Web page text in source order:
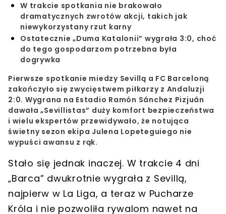
W trakcie spotkania nie brakowało
dramatycznych zwrotów akcji, takich jak
niewykorzystany rzut karny
Ostatecznie „Duma Katalonii” wygrała 3:0, choć
do tego gospodarzom potrzebna była
dogrywka
Pierwsze spotkanie miedzy Sevillą a FC Barceloną
zakończyło się zwycięstwem piłkarzy z Andaluzji
2:0. Wygrana na Estadio Ramón Sánchez Pizjuán
dawała „Sevillistas” duży komfort bezpieczeństwa
i wielu ekspertów przewidywało, że notująca
świetny sezon ekipa Julena Lopeteguiego nie
wypuści awansu z rąk.
Stało się jednak inaczej. W trakcie 4 dni
„Barca” dwukrotnie wygrała z Sevillą,
najpierw w La Liga, a teraz w Pucharze
Króla i nie pozwoliła rywalom nawet na